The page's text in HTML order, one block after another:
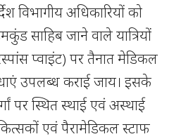
विभागीय अधिकारियों को
साहिब जाने वाले यात्रियों
प्वाइंट) पर तैनात मेडिकल
उपलब्ध कराई जाय। इसके
पर स्थित स्थाई एवं अस्थाई
एवं पैरामेडिकल स्टाफ